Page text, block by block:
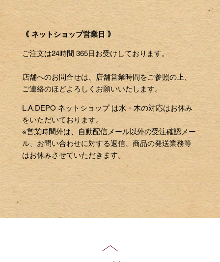
｟ ネットショップ営業日 ｠
ご注文は24時間 365日お受けしております。
店舗へのお問合せは、店舗営業時間をご参照の上、
ご連絡のほどよろしくお願いいたします。
L.A.DEPO ネットショップ は水・木の対応はお休み
をいただいております。
※営業時間外は、自動配信メール以外の受注確認メー
ル、お問い合わせに対する返信、商品の発送業務等
はお休みさせていただきます。